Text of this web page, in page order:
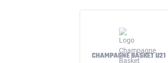
CHAMPAGNE BASKET U21